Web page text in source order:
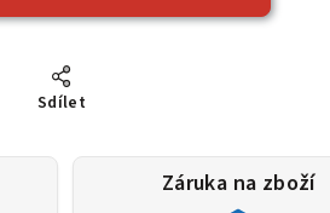
Sdílet
Záruka na zboží